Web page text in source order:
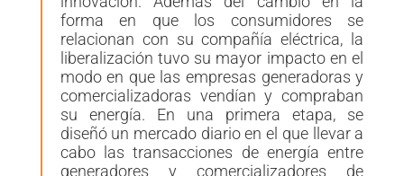
forma en que los consumidores se
relacionan con su compañía eléctrica, la
liberalización tuvo su mayor impacto en el
modo en que las empresas generadoras y
comercializadoras vendían y compraban
su energía. En una primera etapa, se
diseñó un mercado diario en el que llevar a
cabo las transacciones de energía entre
generadores y comercializadores de